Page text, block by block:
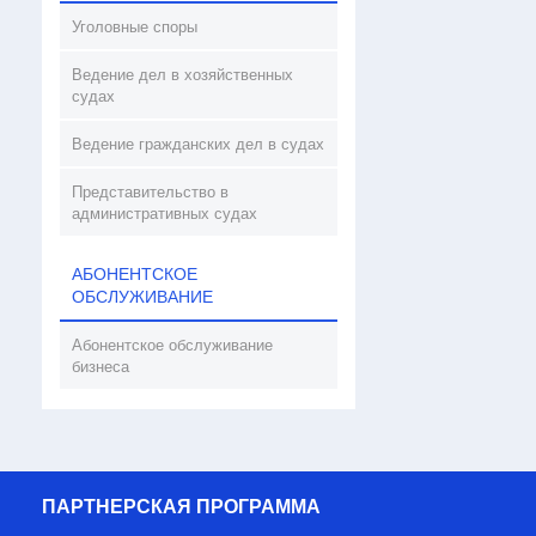
Уголовные споры
Ведение дел в хозяйственных
судах
Ведение гражданских дел в судах
Представительство в
административных судах
АБОНЕНТСКОЕ
ОБСЛУЖИВАНИЕ
Абонентское обслуживание
бизнеса
ПАРТНЕРСКАЯ ПРОГРАММА